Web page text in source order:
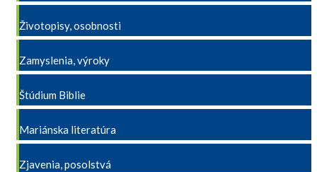
Životopisy, osobnosti
Zamyslenia, výroky
Štúdium Biblie
Mariánska literatúra
Zjavenia, posolstvá